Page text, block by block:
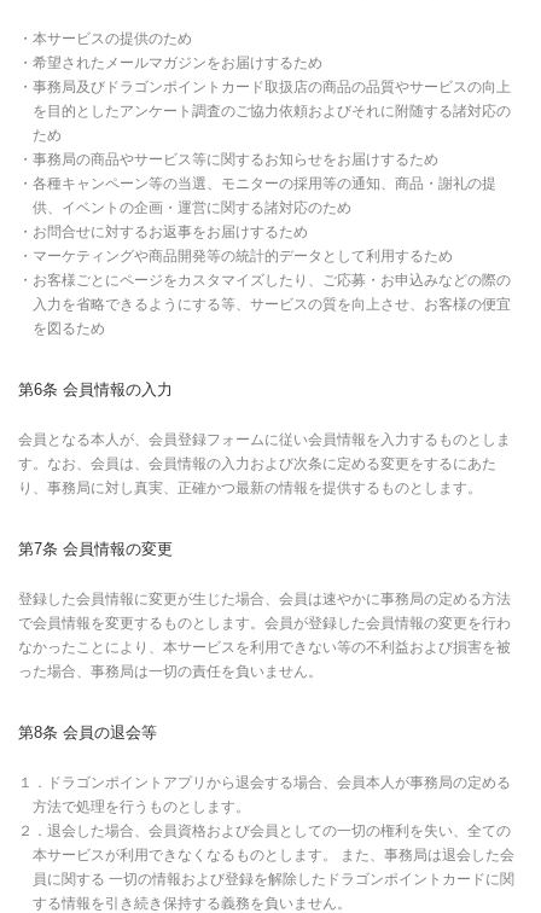
・本サービスの提供のため
・希望されたメールマガジンをお届けするため
・事務局及びドラゴンポイントカード取扱店の商品の品質やサービスの向上
を目的としたアンケート調査のご協力依頼およびそれに附随する諸対応の
ため
・事務局の商品やサービス等に関するお知らせをお届けするため
・各種キャンペーン等の当選、モニターの採用等の通知、商品・謝礼の提
供、イベントの企画・運営に関する諸対応のため
・お問合せに対するお返事をお届けするため
・マーケティングや商品開発等の統計的データとして利用するため
・お客様ごとにページをカスタマイズしたり、ご応募・お申込みなどの際の
入力を省略できるようにする等、サービスの質を向上させ、お客様の便宜
を図るため
第6条 会員情報の入力
会員となる本人が、会員登録フォームに従い会員情報を入力するものとしま
す。なお、会員は、会員情報の入力および次条に定める変更をするにあた
り、事務局に対し真実、正確かつ最新の情報を提供するものとします。
第7条 会員情報の変更
登録した会員情報に変更が生じた場合、会員は速やかに事務局の定める方法
で会員情報を変更するものとします。会員が登録した会員情報の変更を行わ
なかったことにより、本サービスを利用できない等の不利益および損害を被
った場合、事務局は一切の責任を負いません。
第8条 会員の退会等
１．ドラゴンポイントアプリから退会する場合、会員本人が事務局の定める
方法で処理を行うものとします。
２．退会した場合、会員資格および会員としての一切の権利を失い、全ての
本サービスが利用できなくなるものとします。 また、事務局は退会した会
員に関する 一切の情報および登録を解除したドラゴンポイントカードに関
する情報を引き続き保持する義務を負いません。